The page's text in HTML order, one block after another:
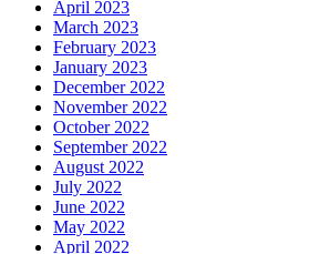
April 2023
March 2023
February 2023
January 2023
December 2022
November 2022
October 2022
September 2022
August 2022
July 2022
June 2022
May 2022
April 2022